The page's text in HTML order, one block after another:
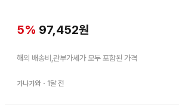
5% 97,452원
해외 배송비,관부가세가 모두 포함된 가격
가나가와・ 1달 전